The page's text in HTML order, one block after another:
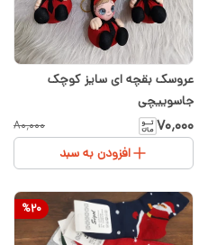
عروسک بقچه ای سایز کوچک
جاسوییچی
۷۰٬۰۰۰ ۸۰٬۰۰۰
افزودن به سبد
%20